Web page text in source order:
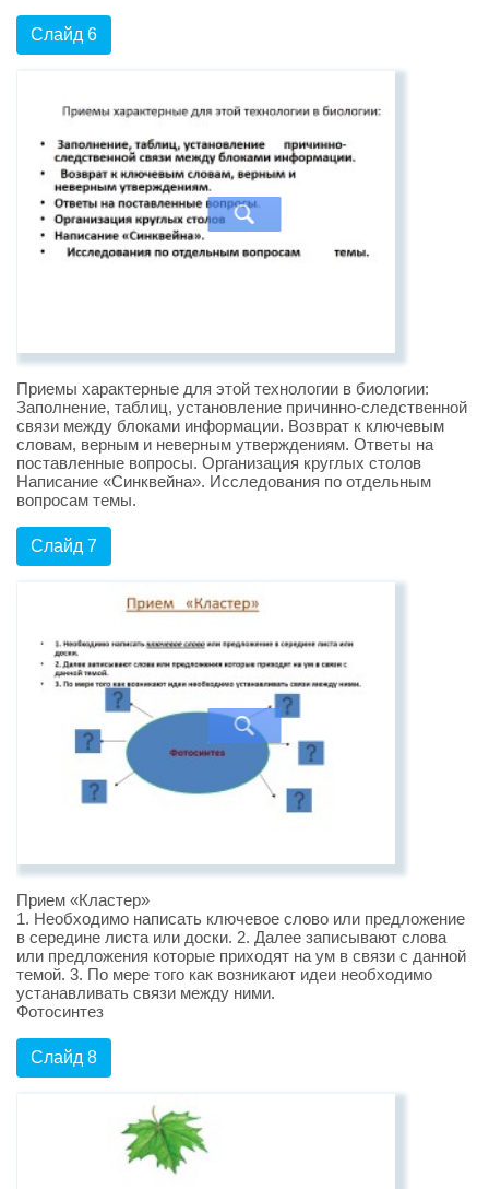
Слайд 6
Приемы характерные для этой технологии в биологии:
Заполнение, таблиц, установление причинно-следственной
связи между блоками информации. Возврат к ключевым
словам, верным и неверным утверждениям. Ответы на
поставленные вопросы. Организация круглых столов
Написание «Синквейна». Исследования по отдельным
вопросам темы.
Слайд 7
Прием «Кластер»
1. Необходимо написать ключевое слово или предложение
в середине листа или доски. 2. Далее записывают слова
или предложения которые приходят на ум в связи с данной
темой. 3. По мере того как возникают идеи необходимо
устанавливать связи между ними.
Фотосинтез
Слайд 8